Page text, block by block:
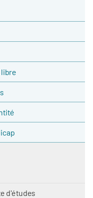
d'études